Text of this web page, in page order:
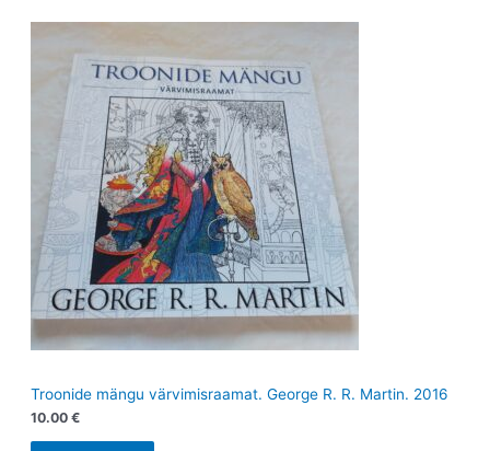
Troonide mängu värvimisraamat. George R. R. Martin. 2016
10.00 €